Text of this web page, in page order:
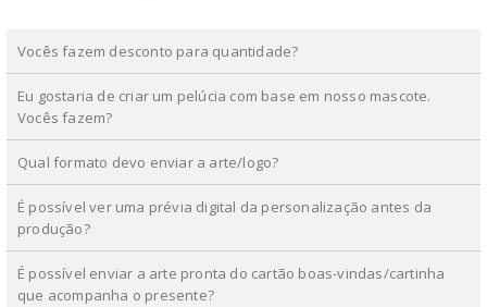
Vocês fazem desconto para quantidade?
Eu gostaria de criar um pelúcia com base em nosso mascote.
Vocês fazem?
Qual formato devo enviar a arte/logo?
É possível ver uma prévia digital da personalização antes da
produção?
É possível enviar a arte pronta do cartão boas-vindas/cartinha
que acompanha o presente?